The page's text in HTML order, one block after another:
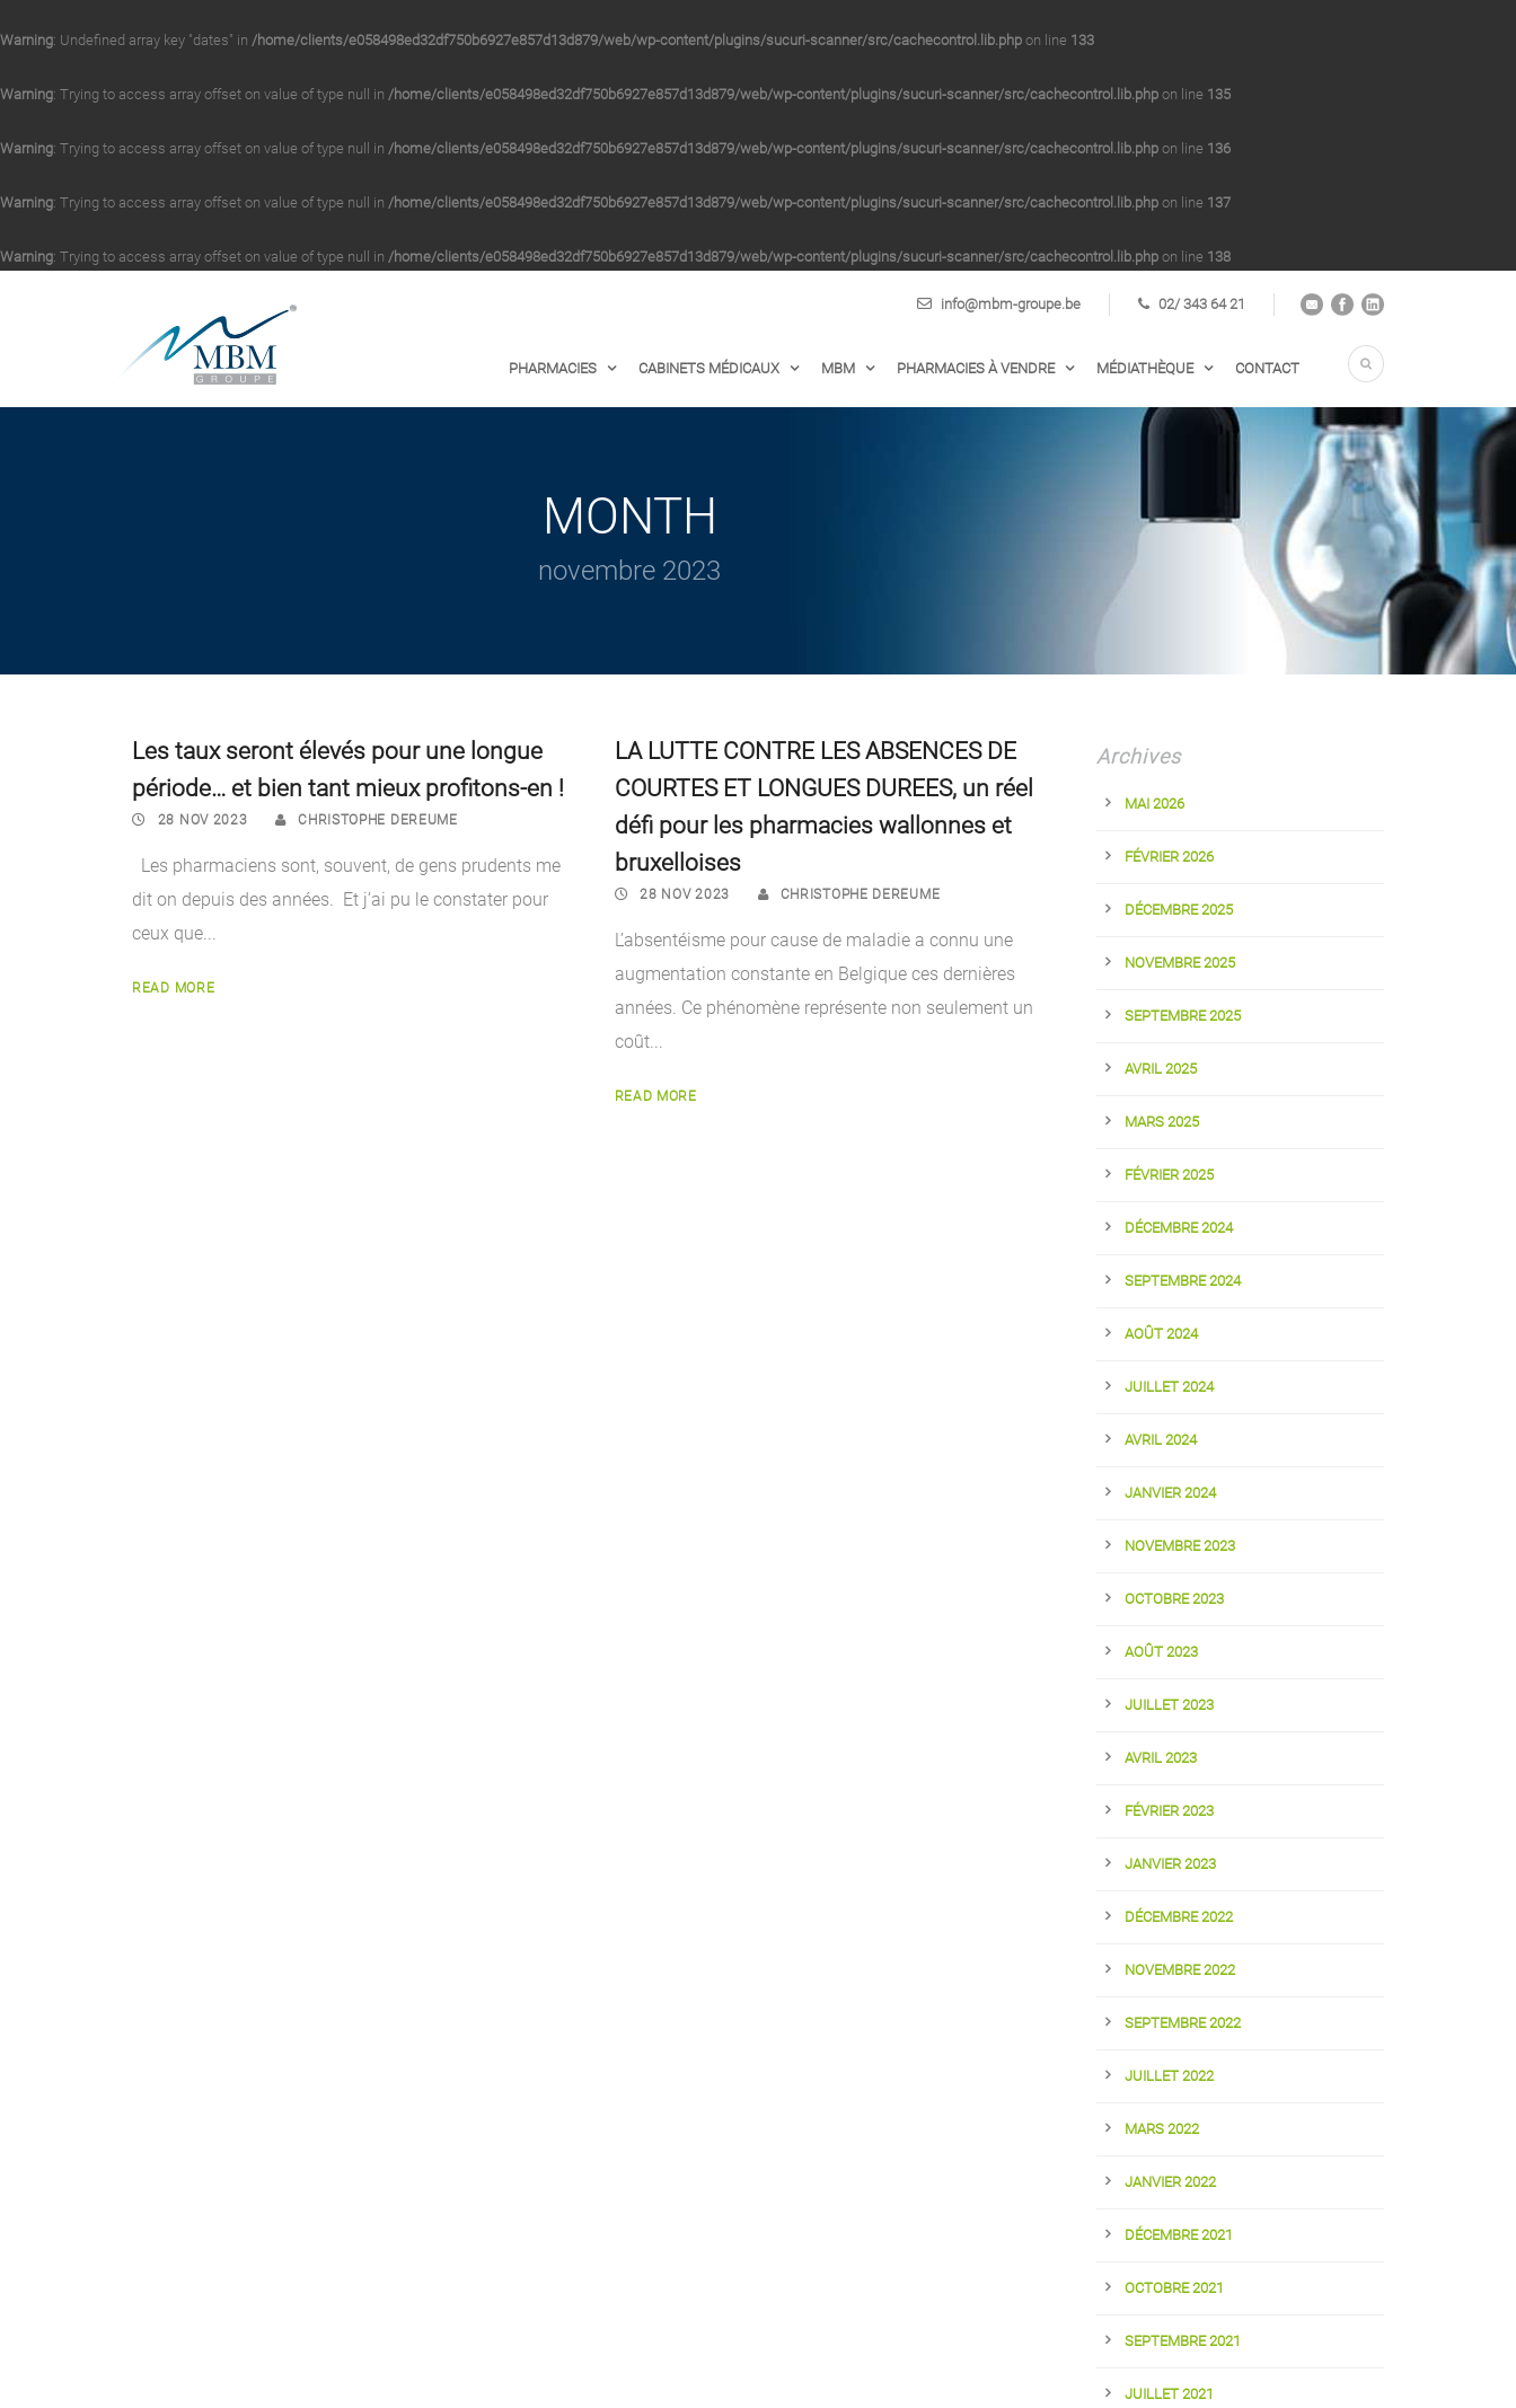
Warning: Undefined array key "dates" in /home/clients/e058498ed32df750b6927e857d13d879/web/wp-content/plugins/sucuri-scanner/src/cachecontrol.lib.php on line 133
Warning: Trying to access array offset on value of type null in /home/clients/e058498ed32df750b6927e857d13d879/web/wp-content/plugins/sucuri-scanner/src/cachecontrol.lib.php on line 135
Warning: Trying to access array offset on value of type null in /home/clients/e058498ed32df750b6927e857d13d879/web/wp-content/plugins/sucuri-scanner/src/cachecontrol.lib.php on line 136
Warning: Trying to access array offset on value of type null in /home/clients/e058498ed32df750b6927e857d13d879/web/wp-content/plugins/sucuri-scanner/src/cachecontrol.lib.php on line 137
Warning: Trying to access array offset on value of type null in /home/clients/e058498ed32df750b6927e857d13d879/web/wp-content/plugins/sucuri-scanner/src/cachecontrol.lib.php on line 138
info@mbm-groupe.be 02/ 343 64 21
PHARMACIES CABINETS MÉDICAUX MBM PHARMACIES À VENDRE MÉDIATHÈQUE CONTACT
MONTH
novembre 2023
Les taux seront élevés pour une longue
période… et bien tant mieux profitons-en !
28 NOV 2023 CHRISTOPHE DEREUME
Les pharmaciens sont, souvent, de gens prudents me
dit on depuis des années. Et j’ai pu le constater pour
ceux que...
READ MORE
LA LUTTE CONTRE LES ABSENCES DE
COURTES ET LONGUES DUREES, un réel
défi pour les pharmacies wallonnes et
bruxelloises
28 NOV 2023 CHRISTOPHE DEREUME
L’absentéisme pour cause de maladie a connu une
augmentation constante en Belgique ces dernières
années. Ce phénomène représente non seulement un
coût...
READ MORE
Archives
MAI 2026
FÉVRIER 2026
DÉCEMBRE 2025
NOVEMBRE 2025
SEPTEMBRE 2025
AVRIL 2025
MARS 2025
FÉVRIER 2025
DÉCEMBRE 2024
SEPTEMBRE 2024
AOÛT 2024
JUILLET 2024
AVRIL 2024
JANVIER 2024
NOVEMBRE 2023
OCTOBRE 2023
AOÛT 2023
JUILLET 2023
AVRIL 2023
FÉVRIER 2023
JANVIER 2023
DÉCEMBRE 2022
NOVEMBRE 2022
SEPTEMBRE 2022
JUILLET 2022
MARS 2022
JANVIER 2022
DÉCEMBRE 2021
OCTOBRE 2021
SEPTEMBRE 2021
JUILLET 2021